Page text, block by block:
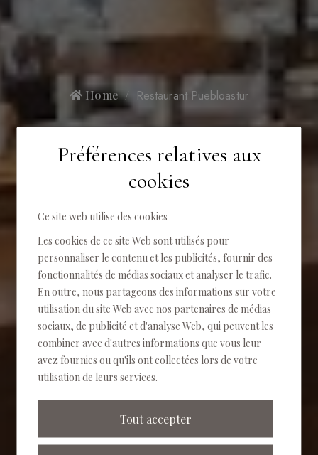
Home Restaurant Puebloastur
RESTAURANT
PUEBLOASTUR
Préférences relatives aux
cookies
Ce site web utilise des cookies
Les cookies de ce site Web sont utilisés pour
personnaliser le contenu et les publicités, fournir des
fonctionnalités de médias sociaux et analyser le trafic.
En outre, nous partageons des informations sur votre
utilisation du site Web avec nos partenaires de médias
sociaux, de publicité et d'analyse Web, qui peuvent les
combiner avec d'autres informations que vous leur
avez fournies ou qu'ils ont collectées lors de votre
utilisation de leurs services.
Tout accepter